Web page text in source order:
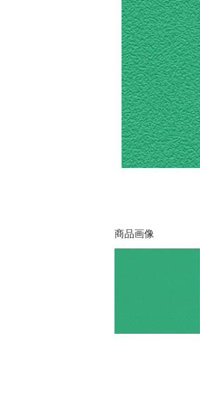
商品画像